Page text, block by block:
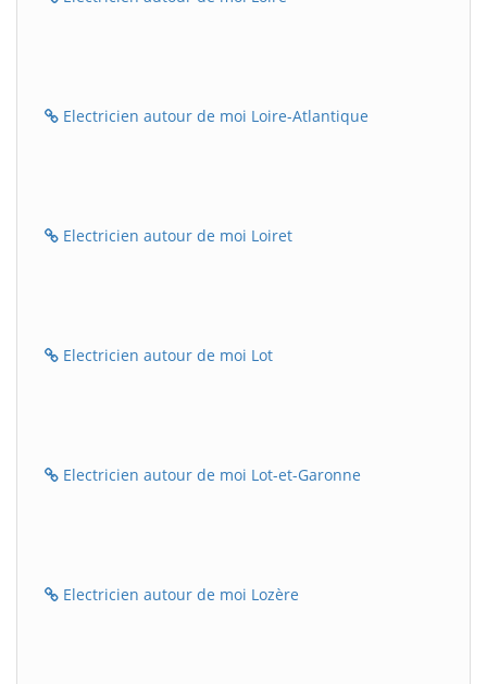
Electricien autour de moi Loire-Atlantique
Electricien autour de moi Loiret
Electricien autour de moi Lot
Electricien autour de moi Lot-et-Garonne
Electricien autour de moi Lozère